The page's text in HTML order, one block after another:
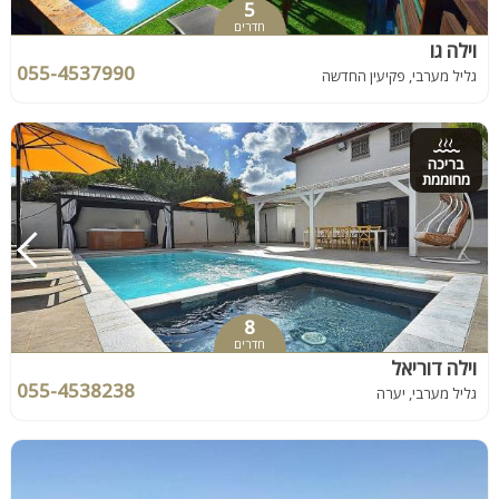
5
חדרים
וילה גו
גליל מערבי, פקיעין החדשה 055-4537990
בריכה
מחוממת
8
חדרים
וילה דוריאל
גליל מערבי, יערה 055-4538238